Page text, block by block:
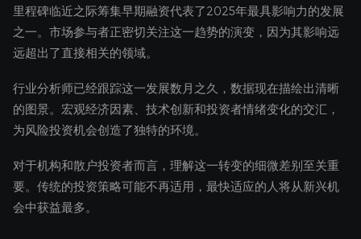
里程碑临近之际筹集早期融资代表了2025年最具影响力的发展
之一。市场参与者正密切关注这一趋势的演变，因为其影响远
远超出了直接相关的领域。
行业分析师已经跟踪这一发展数月之久，数据现在描绘出清晰
的图景。宏观经济因素、技术创新和投资者情绪变化的交汇，
为风险投资机会创造了独特的环境。
对于机构和散户投资者而言，理解这一转变的细微差别至关重
要。传统的投资策略可能不再适用，最快适应的人将从新兴机
会中获益最多。